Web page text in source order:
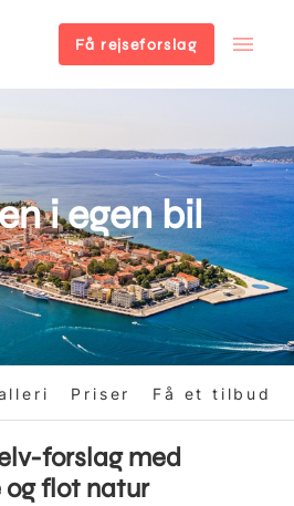
Få rejseforslag
i egen bil
Priser Få et tilbud
forslag med
og flot natur